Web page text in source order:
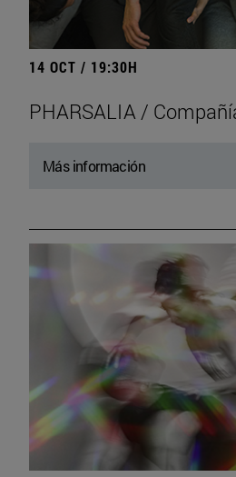
14 OCT / 19:30H
PHARSALIA /
Más información